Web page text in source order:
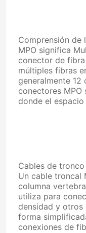
Comprensión de
MPO significa
conector de
múltiples fibras
generalmente
conectores MPO
donde el
Cables de tronco
Un cable troncal
columna
utiliza para
densidad y otros
forma
conexiones de